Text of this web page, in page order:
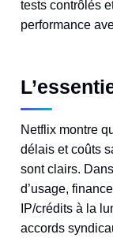
tests contrôlés
performance
Netflix montre
délais et coûts
sont clairs.
d’usage,
IP/crédits à la
accords